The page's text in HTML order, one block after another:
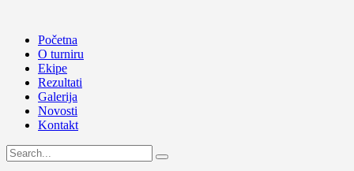
Početna
O turniru
Ekipe
Rezultati
Galerija
Novosti
Kontakt